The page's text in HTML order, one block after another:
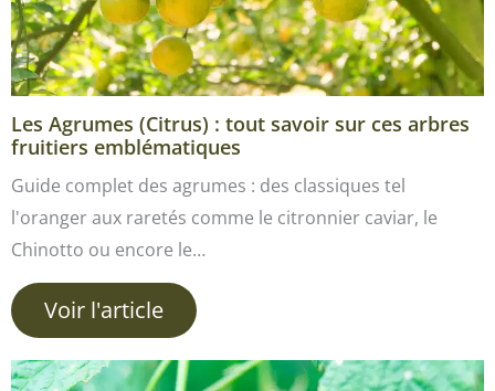
Les Agrumes (Citrus) : tout savoir sur ces arbres
fruitiers emblématiques
Guide complet des agrumes : des classiques tel
l'oranger aux raretés comme le citronnier caviar, le
Chinotto ou encore le…
Voir l'article